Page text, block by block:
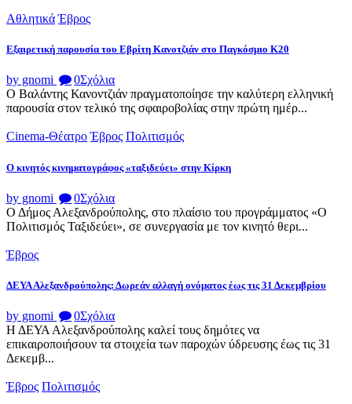
Αθλητικά Έβρος
Εξαιρετική παρουσία του Εβρίτη Κανοτζιάν στο Παγκόσμιο Κ20
by gnomi 0Σχόλια
Ο Βαλάντης Κανοντζιάν πραγματοποίησε την καλύτερη ελληνική
παρουσία στον τελικό της σφαιροβολίας στην πρώτη ημέρ...
Cinema-Θέατρο Έβρος Πολιτισμός
Ο κινητός κινηματογράφος «ταξιδεύει» στην Κίρκη
by gnomi 0Σχόλια
Ο Δήμος Αλεξανδρούπολης, στο πλαίσιο του προγράμματος «Ο
Πολιτισμός Ταξιδεύει», σε συνεργασία με τον κινητό θερι...
Έβρος
ΔΕΥΑ Αλεξανδρούπολης: Δωρεάν αλλαγή ονόματος έως τις 31 Δεκεμβρίου
by gnomi 0Σχόλια
Η ΔΕΥΑ Αλεξανδρούπολης καλεί τους δημότες να
επικαιροποιήσουν τα στοιχεία των παροχών ύδρευσης έως τις 31
Δεκεμβ...
Έβρος Πολιτισμός